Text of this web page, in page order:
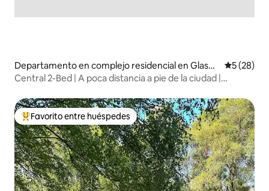
Departamento en complejo residencial en Glasgo
w
5 (28)
Central 2-Bed | A poca distancia a pie de la ciudad |
Favorito entre los huéspedes más destacados
Favorito entre huéspedes